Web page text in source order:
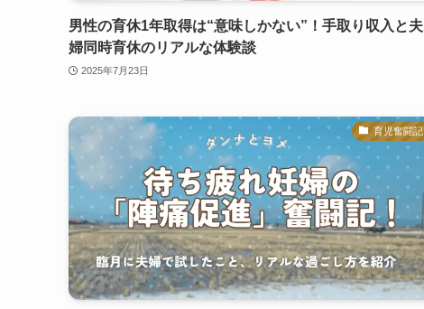
男性の育休1年取得は“意味しかない”！手取り収入と夫
婦同時育休のリアルな体験談
2025年7月23日
育児奮闘記